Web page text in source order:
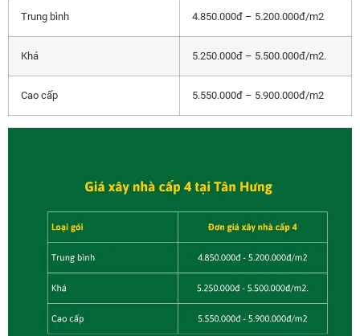
Trung bình 4.850.000đ – 5.200.000đ/m2
Khá 5.250.000đ – 5.500.000đ/m2.
Cao cấp 5.550.000đ – 5.900.000đ/m2